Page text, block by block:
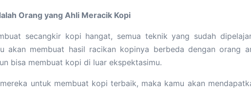
Orang yang Ahli Meracik Kopi
secangkir kopi hangat, semua teknik yang sudah
akan membuat hasil racikan kopinya berbeda dengan orang
bisa membuat kopi di luar ekspektasimu.
untuk membuat kopi terbaik, maka kamu akan